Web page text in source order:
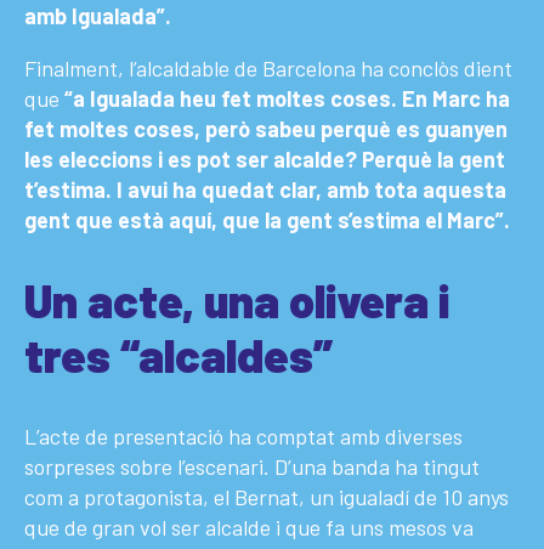
amb Igualada”.
Finalment, l’alcaldable de Barcelona ha conclòs dient
que “a Igualada heu fet moltes coses. En Marc ha
fet moltes coses, però sabeu perquè es guanyen
les eleccions i es pot ser alcalde? Perquè la gent
t’estima. I avui ha quedat clar, amb tota aquesta
gent que està aquí, que la gent s’estima el Marc”.
Un acte, una olivera i
tres “alcaldes”
L’acte de presentació ha comptat amb diverses
sorpreses sobre l’escenari. D’una banda ha tingut
com a protagonista, el Bernat, un igualadí de 10 anys
que de gran vol ser alcalde i que fa uns mesos va